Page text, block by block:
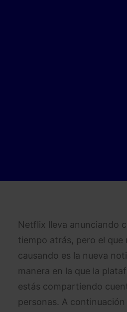
Netflix lleva anunciando
tiempo atrás, pero el que
causando es la nueva
manera en la que la
estás compartiendo
personas. A